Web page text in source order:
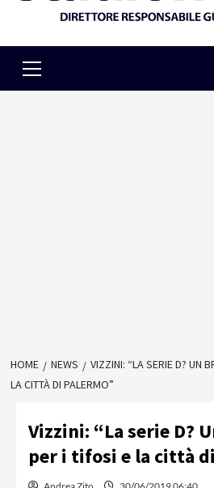
Menu
HOME NEWS
VIZZINI: “LA SERIE D? UN
LA CITTÀ DI PALERMO”
Vizzini: “La serie D?
per i tifosi e la città